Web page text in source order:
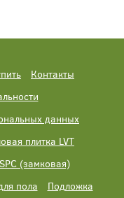
Контакты
данных
плитка LVT
(замковая)
пола
Подложка